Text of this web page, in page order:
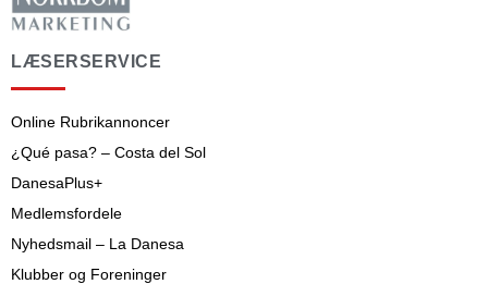
LÆSERSERVICE
Online Rubrikannoncer
¿Qué pasa? – Costa del Sol
DanesaPlus+
Medlemsfordele
Nyhedsmail – La Danesa
Klubber og Foreninger